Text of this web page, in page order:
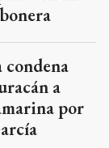
a
por